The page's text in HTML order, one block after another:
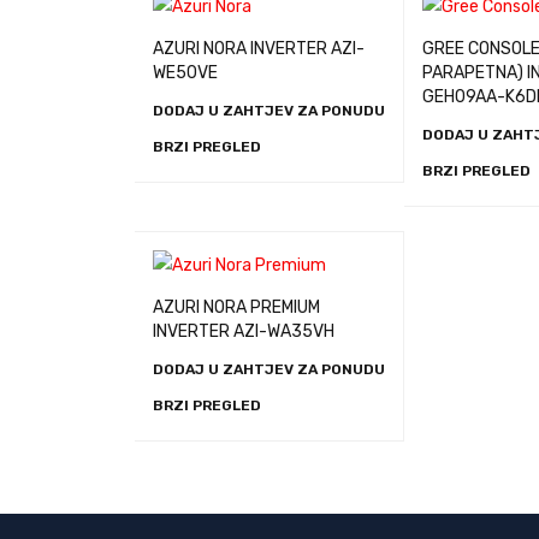
AZURI NORA INVERTER AZI-
WE50VE
DODAJ U ZAHTJEV ZA PONUDU
BRZI PREGLED
GREE
PARAPETNA)
GEH09AA-
DODAJ U
BRZI PREGLED
AZURI NORA PREMIUM
INVERTER AZI-WA35VH
DODAJ U ZAHTJEV ZA PONUDU
BRZI PREGLED